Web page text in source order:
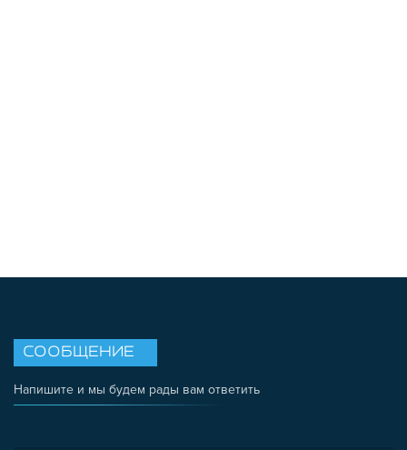
СООБЩЕНИЕ
Напишите и мы будем рады вам ответить